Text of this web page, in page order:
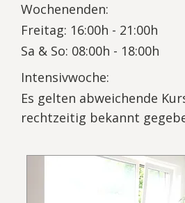
Wochenenden:
Freitag: 16:00h - 21:00h
Sa & So: 08:00h - 18:00h
Intensivwoche:
Es gelten abweichende
rechtzeitig bekannt